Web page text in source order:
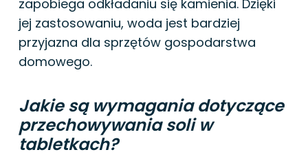
zapobiega odkładaniu się kamienia. Dzięki
jej zastosowaniu, woda jest bardziej
przyjazna dla sprzętów gospodarstwa
domowego.
Jakie są wymagania dotyczące
przechowywania soli w
tabletkach?